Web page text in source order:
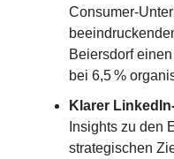
Consumer-
Beiersdorf
bei 6,5 %
Klarer
Insights zu den
strategischen